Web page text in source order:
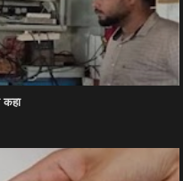
कहा